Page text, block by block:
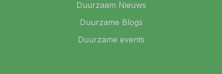
Duurzaam Nieuws
Duurzame Blogs
Duurzame events